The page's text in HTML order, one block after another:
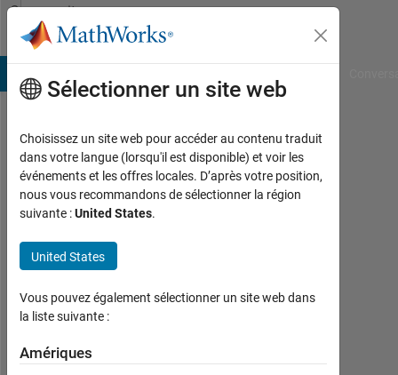
Passer au contenu
Community
Profile
mahmoud
mohamed
abd
el
kader
Last
plus
Sélectionner un site web
Choisissez un site web pour accéder au contenu traduit
dans votre langue (lorsqu'il est disponible) et voir les
événements et les offres locales. D’après votre position,
nous vous recommandons de sélectionner la région
suivante :United States.
United States
Vous pouvez également sélectionner un site web dans
la liste suivante :
Amériques